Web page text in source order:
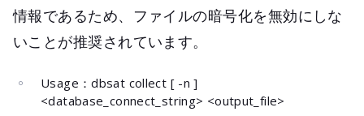
情報であるため、ファイルの暗号化を無効にしな
いことが推奨されています。
Usage：dbsat collect [ -n ]
<database_connect_string> <output_file>